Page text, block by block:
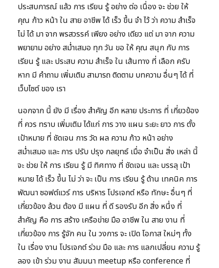
ประสบการณ์ แล้ว การ เรียน รู้ อย่าง ต่อ เนื่อง จะ ช่วย ให้
คุณ ก้าว หน้า ใน สาย อาชีพ ได้ เร็ว ขึ้น จำ ไว้ ว่า ความ สำเร็จ
ไม่ ได้ มา จาก พรสวรรค์ เพียง อย่าง เดียว แต่ มา จาก ความ
พยายาม อย่าง สม่ำเสมอ ทุก วัน ขอ ให้ คุณ สนุก กับ การ
เรียน รู้ และ ประสบ ความ สำเร็จ ใน เส้นทาง ที่ เลือก ครับ
หาก มี คำถาม เพิ่มเติม สามารถ ติดตาม บทความ อื่นๆ ได้ ที่
เว็บไซต์ ของ เรา
นอกจาก นี้ ยัง มี เรื่อง สำคัญ อีก หลาย ประการ ที่ เกี่ยวข้อง
ที่ ควร ทราบ เพิ่มเติม ได้แก่ การ วาง แผน ระยะ ยาว การ ตั้ง
เป้าหมาย ที่ ชัดเจน การ วัด ผล ความ ก้าว หน้า อย่าง
สม่ำเสมอ และ การ ปรับ ปรุง กลยุทธ์ เมื่อ จำเป็น สิ่ง เหล่า นี้
จะ ช่วย ให้ การ เรียน รู้ มี ทิศทาง ที่ ชัดเจน และ บรรลุ เป้า
หมาย ได้ เร็ว ขึ้น ไม่ ว่า จะ เป็น การ เรียน รู้ ด้าน เทคนิค การ
พัฒนา ซอฟต์แวร์ การ บริหาร โปรเจกต์ หรือ ทักษะ อื่นๆ ที่
เกี่ยวข้อง ล้วน ต้อง มี แผน ที่ ดี รองรับ อีก สิ่ง หนึ่ง ที่
สำคัญ คือ การ สร้าง เครือข่าย มือ อาชีพ ใน สาย งาน ที่
เกี่ยวข้อง การ รู้จัก คน ใน วงการ จะ เปิด โอกาส ใหม่ๆ ทั้ง
ใน เรื่อง งาน โปรเจกต์ ร่วม มือ และ การ แลกเปลี่ยน ความ รู้
ลอง เข้า ร่วม งาน สัมมนา meetup หรือ conference ที่